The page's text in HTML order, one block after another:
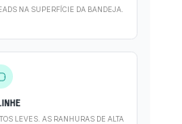
NA SUPERFÍCIE DA BANDEJA.
LEVES. AS RANHURAS DE ALTA